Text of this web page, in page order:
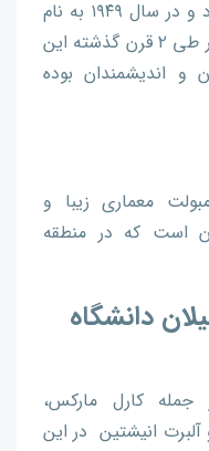
نام دانشگاه برلین شروع به کار کرد و در سال ۱۹۴۹ به نام
دانشگاه هومبولت تغییر نام داد. در طی ۲ قرن گذشته این
و اندیشمندان بوده
معماری زیبا و
است که در منطقه
دانشگاه
جمله کارل مارکس،
انیشتین در این